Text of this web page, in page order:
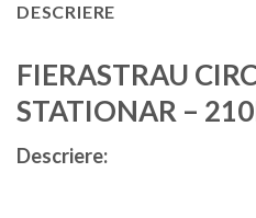
DESCRIERE
FIERASTRAU
STATIONAR –
Descriere: